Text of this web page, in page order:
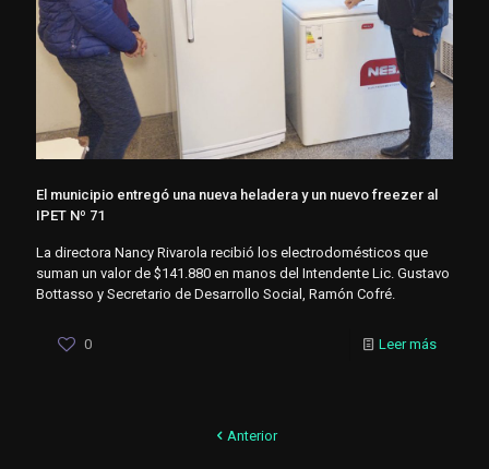
El municipio entregó una nueva heladera y un nuevo freezer al
IPET Nº 71
La directora Nancy Rivarola recibió los electrodomésticos que
suman un valor de $141.880 en manos del Intendente Lic. Gustavo
Bottasso y Secretario de Desarrollo Social, Ramón Cofré.
0 Leer más
Anterior